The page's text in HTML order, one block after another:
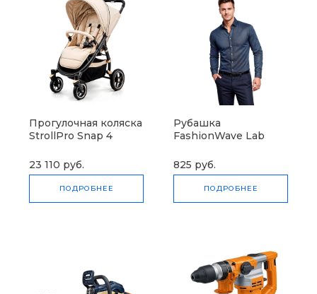
Прогулочная коляска
StrollPro Snap 4
23 110 руб.
ПОДРОБНЕЕ
Рубашка
FashionWave Lab
825 руб.
ПОДРОБНЕЕ